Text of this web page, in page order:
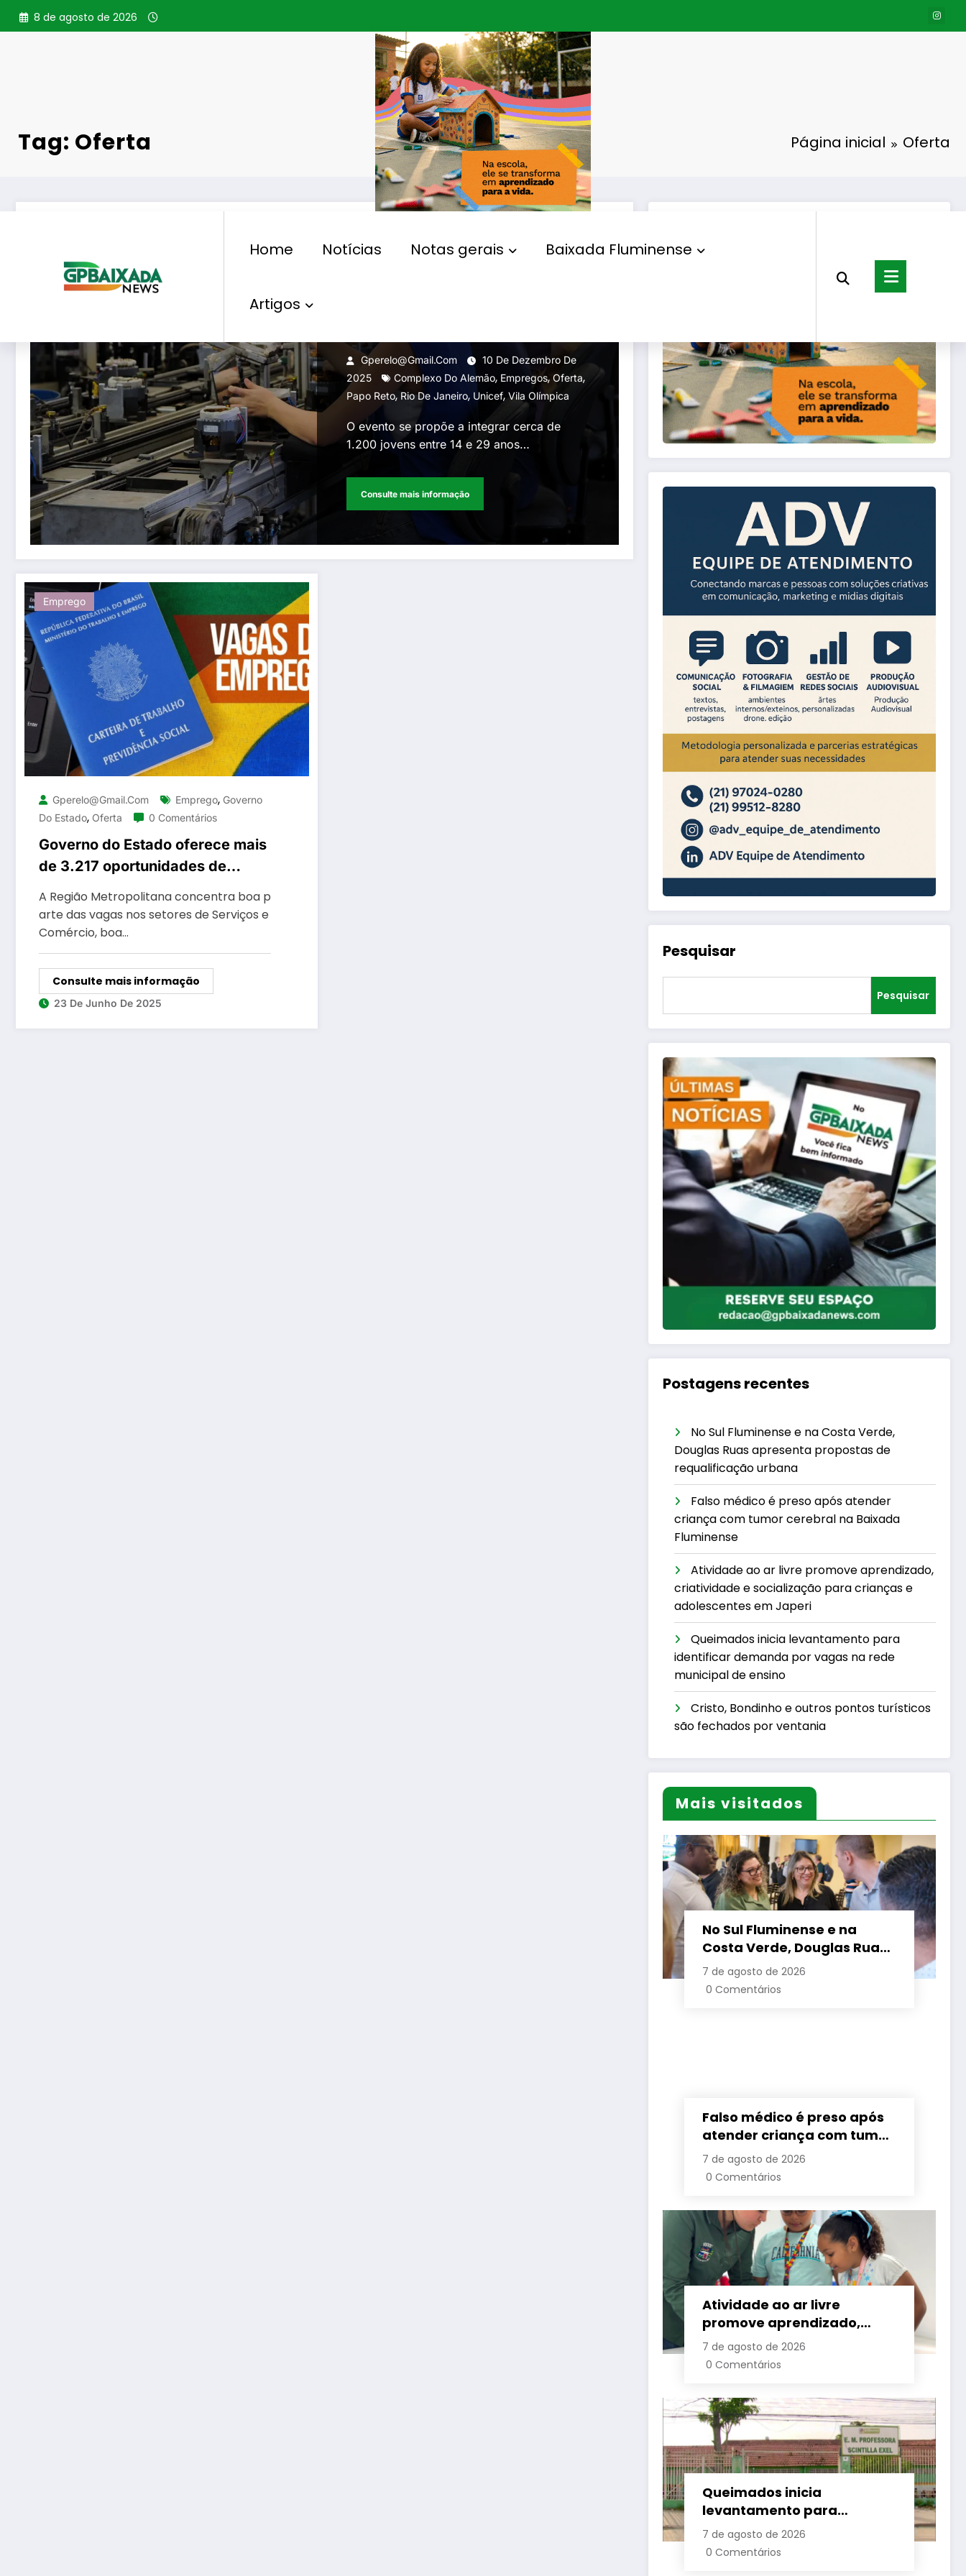
Pular
para
8 de agosto de 2026
Home Notícias Notas gerais Baixada Fluminense
Artigos
Tag: Oferta Página inicial Oferta
ECONOMIA
Gperelo@gmail.com
10 De Dezembro De
2025
Complexo Do Alemão, Empregos,Oferta,
Papo Reto,Rio De Janeiro, Unicef,Vila Olímpica
O evento se propõe a integrar cerca de
1.200 jovens entre 14 e 29 anos…
Consulte mais informação
Emprego
Gperelo@gmail.com Emprego, Governo
Do Estado, Oferta 0 Comentários
Governo do Estado oferece mais
de 3.217 oportunidades de
emprego com carteira assinada,
estágio e jovem aprendiz esta
semana
A Região Metropolitana concentra boa p
arte das vagas nos setores de Serviços e
Comércio, boa…
Consulte mais informação
23 De Junho De 2025
Pesquisar
Pesquisar
Postagens recentes
No Sul Fluminense e na Costa Verde,
Douglas Ruas apresenta propostas de
requalificação urbana
Falso médico é preso após atender
criança com tumor cerebral na Baixada
Fluminense
Atividade ao ar livre promove aprendizado,
criatividade e socialização para crianças e
adolescentes em Japeri
Queimados inicia levantamento para
identificar demanda por vagas na rede
municipal de ensino
Cristo, Bondinho e outros pontos turísticos
são fechados por ventania
Mais visitados
No Sul Fluminense e na
Costa Verde, Douglas Ruas
apresenta propostas de
requalificação urbana
7 de agosto de 2026
0 Comentários
Falso médico é preso após
atender criança com tumor
cerebral na Baixada
Fluminense
7 de agosto de 2026
0 Comentários
Atividade ao ar livre
promove aprendizado,
criatividade e socialização
para crianças e
7 de agosto de 2026
0 Comentários
Queimados inicia
levantamento para
identificar demanda por
vagas na rede municipal de
7 de agosto de 2026
0 Comentários